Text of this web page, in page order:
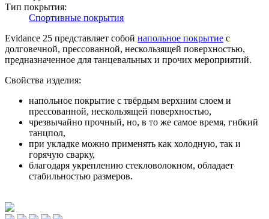
Тип покрытия:
Спортивные покрытия
Evidance 25 представляет собой напольное покрытие с
долговечной, прессованной, нескользящей поверхностью,
предназначенное для танцевальных и прочих мероприятий.
Свойства изделия:
напольное покрытие с твёрдым верхним слоем и
прессованной, нескользящей поверхностью,
чрезвычайно прочный, но, в то же самое время, гибкий
танцпол,
при укладке можно применять как холодную, так и
горячую сварку,
благодаря укреплению стекловолокном, обладает
стабильностью размеров.